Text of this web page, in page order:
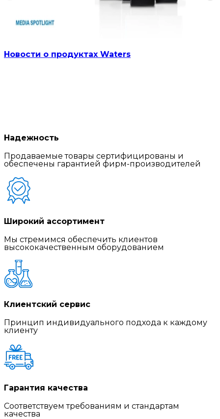
Новости о продуктах Waters
Надежность
Продаваемые товары сертифицированы и
обеспечены гарантией фирм-производителей
Широкий ассортимент
Мы стремимся обеспечить клиентов
высококачественным оборудованием
Клиентский сервис
Принцип индивидуального подхода к каждому
клиенту
Гарантия качества
Соответствуем требованиям и стандартам
качества